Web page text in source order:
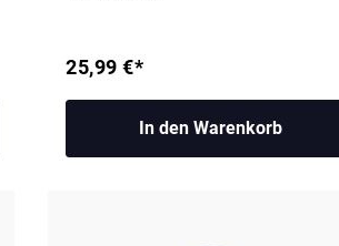
25,99 €*
In den Warenkorb